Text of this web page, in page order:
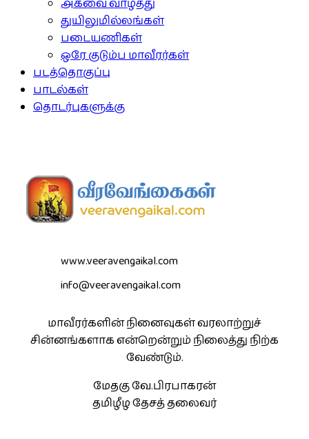
அகவை வாழ்த்து
துயிலுமில்லங்கள்
படையணிகள்
ஒரே குடும்ப மாவீரர்கள்
படத்தொகுப்பு
பாடல்கள்
தொடர்புகளுக்கு
www.veeravengaikal.com
info@veeravengaikal.com
மாவீரர்களின் நினைவுகள் வரலாற்றுச்
சின்னங்களாக என்றென்றும் நிலைத்து நிற்க
வேண்டும்.
மேதகு வே.பிரபாகரன்
தமிழீழ தேசத் தலைவர்